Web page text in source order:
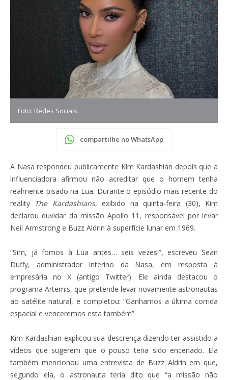
Foto: Redes Sociais
compartilhe no WhatsApp
A Nasa respondeu publicamente Kim Kardashian depois que a
influenciadora afirmou não acreditar que o homem tenha
realmente pisado na Lua. Durante o episódio mais recente do
reality The Kardashians, exibido na quinta-feira (30), Kim
declarou duvidar da missão Apollo 11, responsável por levar
Neil Armstrong e Buzz Aldrin à superfície lunar em 1969.
“Sim, já fomos à Lua antes… seis vezes!”, escreveu Sean
Duffy, administrador interino da Nasa, em resposta à
empresária no X (antigo Twitter). Ele ainda destacou o
programa Artemis, que pretende levar novamente astronautas
ao satélite natural, e completou: “Ganhamos a última corrida
espacial e venceremos esta também”.
Kim Kardashian explicou sua descrença dizendo ter assistido a
vídeos que sugerem que o pouso teria sido encenado. Ela
também mencionou uma entrevista de Buzz Aldrin em que,
segundo ela, o astronauta teria dito que “a missão não